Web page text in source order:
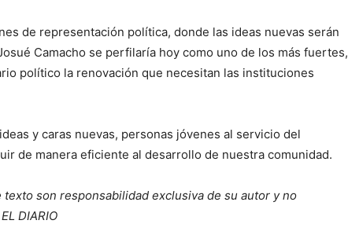
de representación política, donde las ideas nuevas serán
Camacho se perfilaría hoy como uno de los más fuertes,
político la renovación que necesitan las instituciones
y caras nuevas, personas jóvenes al servicio del
de manera eficiente al desarrollo de nuestra comunidad.
son responsabilidad exclusiva de su autor y no
DIARIO